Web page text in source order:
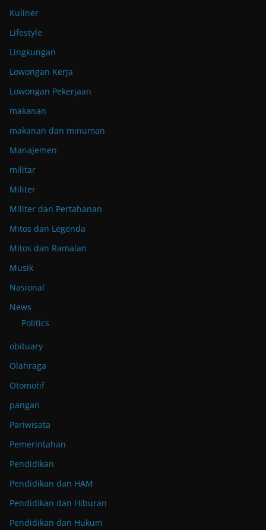
Kuliner
Lifestyle
Lingkungan
Lowongan Kerja
Lowongan Pekerjaan
makanan
makanan dan minuman
Manajemen
militar
Militer
Militer dan Pertahanan
Mitos dan Legenda
Mitos dan Ramalan
Musik
Nasional
News
Politics
obituary
Olahraga
Otomotif
pangan
Pariwisata
Pemerintahan
Pendidikan
Pendidikan dan HAM
Pendidikan dan Hiburan
Pendidikan dan Hukum